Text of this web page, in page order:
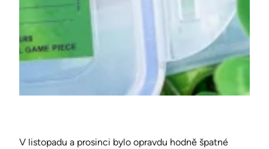
V listopadu a prosinci bylo opravdu hodně špatné